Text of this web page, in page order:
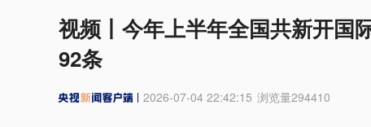
视频丨今年上半年全国共新开国
92条
2026-07-04 22:42:15 浏览量294410